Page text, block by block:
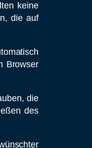
keine
die auf
Browser
die
des